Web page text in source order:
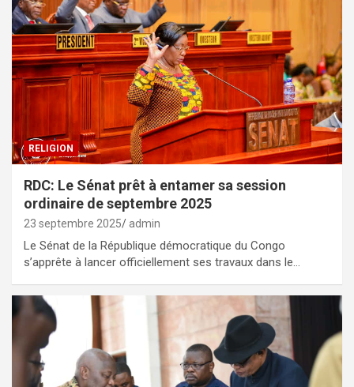
RELIGION
RDC: Le Sénat prêt à entamer sa session
ordinaire de septembre 2025
23 septembre 2025 admin
Le Sénat de la République démocratique du Congo
s’apprête à lancer officiellement ses travaux dans le…